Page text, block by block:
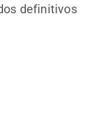
definitivos